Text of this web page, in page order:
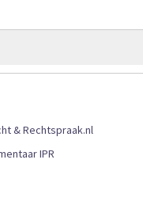
& Rechtspraak.nl
IPR